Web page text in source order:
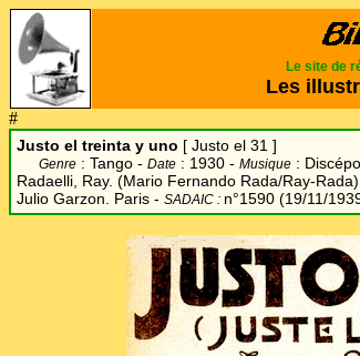
Le site de
Les
#
Justo el treinta y uno [ Justo el 31 ]
Genre : Tango - Date : 1930 - Musique :
Radaelli, Ray. (Mario Fernando Rada/Ray-Rada)
Julio Garzon. Paris - SADAIC : n°1590 (19/11/